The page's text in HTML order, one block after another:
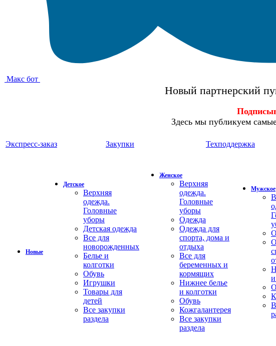
Макс бот
Новый партнерский
Здесь мы публикуем
Экспресс-заказ Закупки Техподдержка
Новые
Детское
Верхняя
одежда.
Головные
уборы
Детская одежда
Все для
новорожденных
Белье и
колготки
Обувь
Игрушки
Товары для
детей
Все закупки
раздела
Женское
Верхняя
одежда.
Головные
уборы
Одежда
Одежда для
спорта, дома и
отдыха
Все для
беременных и
кормящих
Нижнее белье
и колготки
Обувь
Кожгалантерея
Все закупки
раздела
Мужское